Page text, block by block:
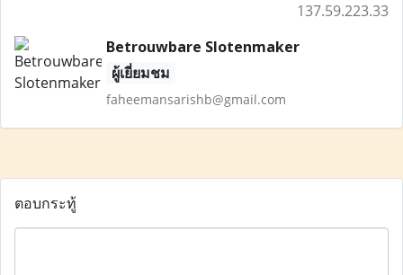
137.59.223.33
Betrouwbare Slotenmaker
ผู้เยี่ยมชม
faheemansarishb@gmail.com
ตอบกระทู้